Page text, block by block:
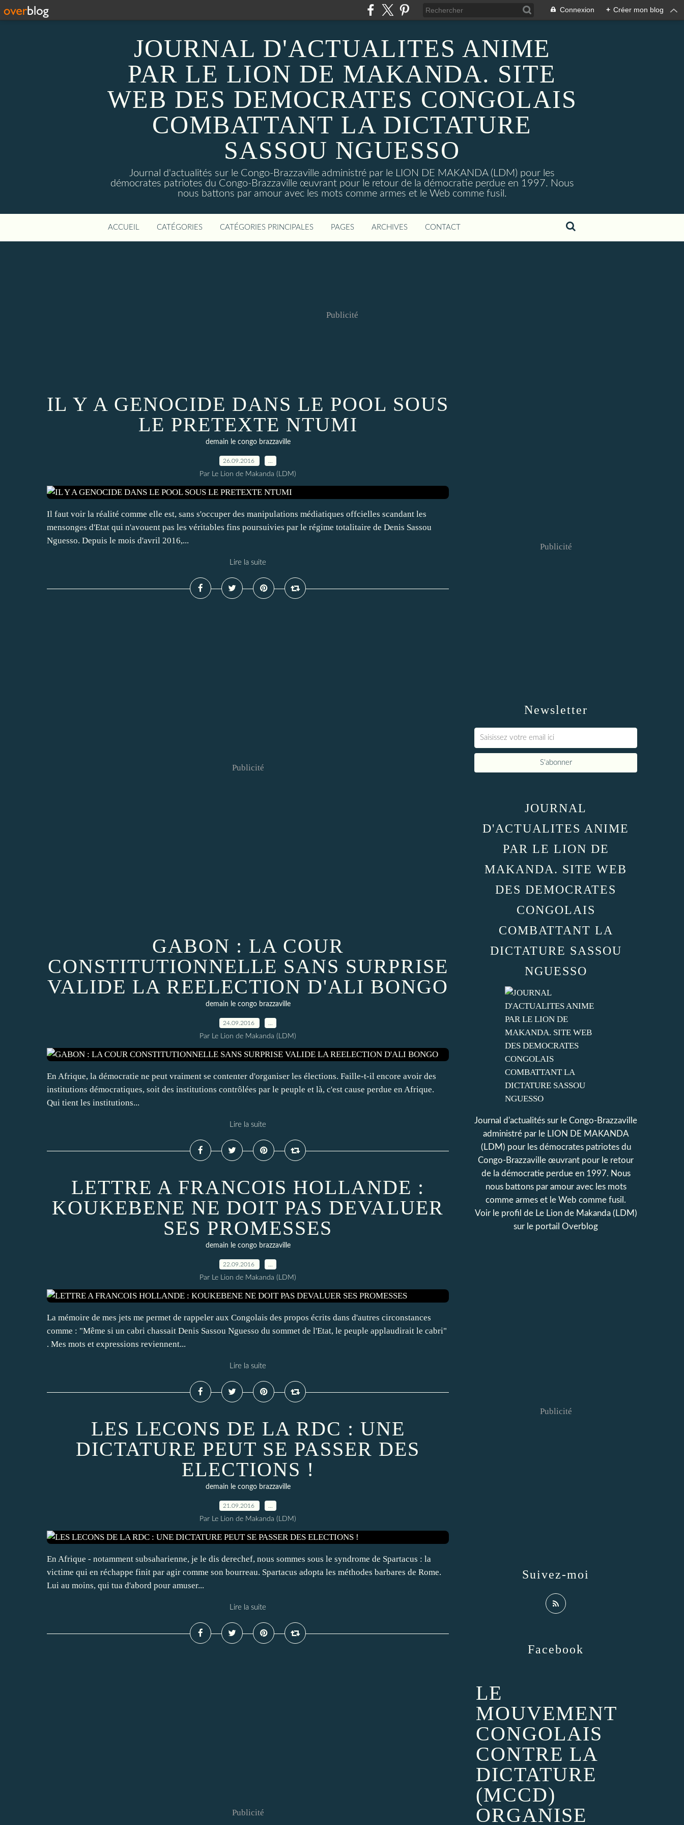
Connexion + Créer mon blog
JOURNAL D'ACTUALITES ANIME
PAR LE LION DE MAKANDA. SITE
WEB DES DEMOCRATES CONGOLAIS
COMBATTANT LA DICTATURE
SASSOU NGUESSO
Journal d'actualités sur le Congo-Brazzaville administré par le LION DE MAKANDA (LDM) pour les
démocrates patriotes du Congo-Brazzaville œuvrant pour le retour de la démocratie perdue en 1997. Nous
nous battons par amour avec les mots comme armes et le Web comme fusil.
ACCUEIL CATÉGORIES CATÉGORIES PRINCIPALES PAGES ARCHIVES CONTACT
Publicité
IL Y A GENOCIDE DANS LE POOL SOUS
LE PRETEXTE NTUMI
demain le congo brazzaville
26.09.2016
Par Le Lion de Makanda (LDM)
Il faut voir la réalité comme elle est, sans s'occuper des manipulations médiatiques offcielles scandant les
mensonges d'Etat qui n'avouent pas les véritables fins poursuivies par le régime totalitaire de Denis Sassou
Nguesso. Depuis le mois d'avril 2016,...
Lire la suite
Publicité
GABON : LA COUR
CONSTITUTIONNELLE SANS SURPRISE
VALIDE LA REELECTION D'ALI BONGO
demain le congo brazzaville
24.09.2016
Par Le Lion de Makanda (LDM)
En Afrique, la démocratie ne peut vraiment se contenter d'organiser les élections. Faille-t-il encore avoir des
institutions démocratiques, soit des institutions contrôlées par le peuple et là, c'est cause perdue en Afrique.
Qui tient les institutions...
Lire la suite
LETTRE A FRANCOIS HOLLANDE :
KOUKEBENE NE DOIT PAS DEVALUER
SES PROMESSES
demain le congo brazzaville
22.09.2016
Par Le Lion de Makanda (LDM)
La mémoire de mes jets me permet de rappeler aux Congolais des propos écrits dans d'autres circonstances
comme : "Même si un cabri chassait Denis Sassou Nguesso du sommet de l'Etat, le peuple applaudirait le cabri"
. Mes mots et expressions reviennent...
Lire la suite
LES LECONS DE LA RDC : UNE
DICTATURE PEUT SE PASSER DES
ELECTIONS !
demain le congo brazzaville
21.09.2016
Par Le Lion de Makanda (LDM)
En Afrique - notamment subsaharienne, je le dis derechef, nous sommes sous le syndrome de Spartacus : la
victime qui en réchappe finit par agir comme son bourreau. Spartacus adopta les méthodes barbares de Rome.
Lui au moins, qui tua d'abord pour amuser...
Lire la suite
Publicité
Newsletter
Publicité
JOURNAL
D'ACTUALITES ANIME
PAR LE LION DE
MAKANDA. SITE WEB
DES DEMOCRATES
CONGOLAIS
COMBATTANT LA
DICTATURE SASSOU
NGUESSO
Journal d'actualités sur le Congo-Brazzaville
administré par le LION DE MAKANDA
(LDM) pour les démocrates patriotes du
Congo-Brazzaville œuvrant pour le retour
de la démocratie perdue en 1997. Nous
nous battons par amour avec les mots
comme armes et le Web comme fusil.
Voir le profil de Le Lion de Makanda (LDM)
sur le portail Overblog
Suivez-moi
Facebook
LE
MOUVEMENT
CONGOLAIS
CONTRE LA
DICTATURE
(MCCD)
ORGANISE
Publicité